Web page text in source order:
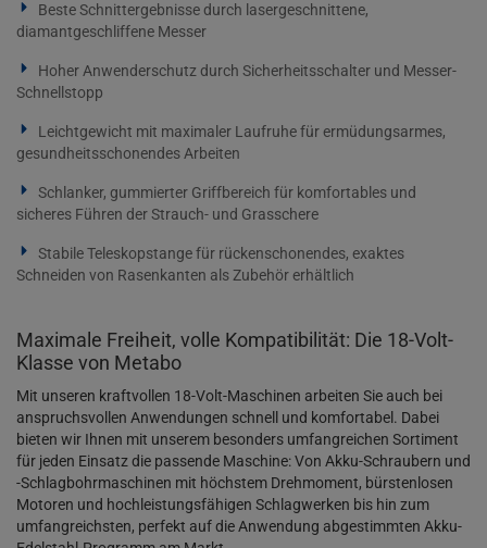
Beste Schnittergebnisse durch lasergeschnittene,
diamantgeschliffene Messer
Hoher Anwenderschutz durch Sicherheitsschalter und Messer-
Schnellstopp
Leichtgewicht mit maximaler Laufruhe für ermüdungsarmes,
gesundheitsschonendes Arbeiten
Schlanker, gummierter Griffbereich für komfortables und
sicheres Führen der Strauch- und Grasschere
Stabile Teleskopstange für rückenschonendes, exaktes
Schneiden von Rasenkanten als Zubehör erhältlich
Maximale Freiheit, volle Kompatibilität: Die 18-Volt-
Klasse von Metabo
Mit unseren kraftvollen 18-Volt-Maschinen arbeiten Sie auch bei
anspruchsvollen Anwendungen schnell und komfortabel. Dabei
bieten wir Ihnen mit unserem besonders umfangreichen Sortiment
für jeden Einsatz die passende Maschine: Von Akku-Schraubern und
-Schlagbohrmaschinen mit höchstem Drehmoment, bürstenlosen
Motoren und hochleistungsfähigen Schlagwerken bis hin zum
umfangreichsten, perfekt auf die Anwendung abgestimmten Akku-